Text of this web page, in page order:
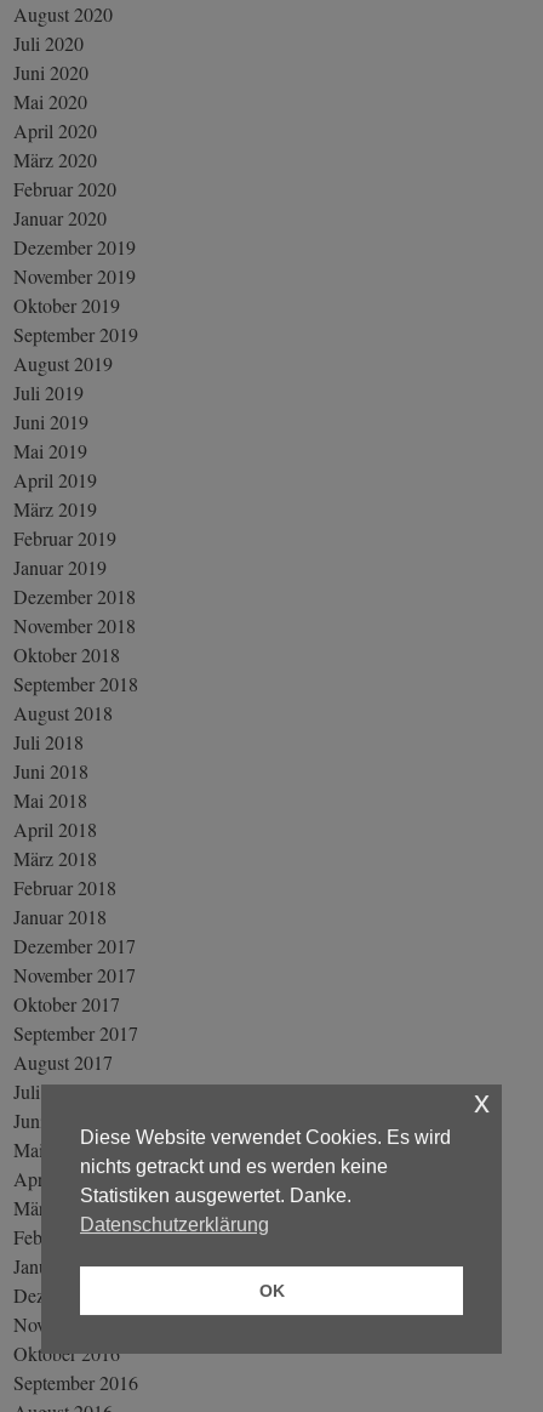
August 2020
Juli 2020
Juni 2020
Mai 2020
April 2020
März 2020
Februar 2020
Januar 2020
Dezember 2019
November 2019
Oktober 2019
September 2019
August 2019
Juli 2019
Juni 2019
Mai 2019
April 2019
März 2019
Februar 2019
Januar 2019
Dezember 2018
November 2018
Oktober 2018
September 2018
August 2018
Juli 2018
Juni 2018
Mai 2018
April 2018
März 2018
Februar 2018
Januar 2018
Dezember 2017
November 2017
Oktober 2017
September 2017
August 2017
Juli 2017
Juni 2017
Mai 2017
April 2017
März 2017
Februar 2017
Januar 2017
Dezember 2016
November 2016
Oktober 2016
September 2016
Diese Website verwendet Cookies. Es wird
nichts getrackt und es werden keine
Statistiken ausgewertet. Danke.
Datenschutzerklärung
OK
x